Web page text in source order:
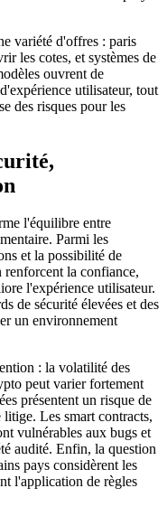
variété d'offres : paris
les cotes, et systèmes de
ouvrent de
utilisateur, tout
des risques pour les
l'équilibre entre
Parmi les
et la possibilité de
la confiance,
l'expérience utilisateur.
de sécurité élevées et des
un environnement
: la volatilité des
peut varier fortement
présentent un risque de
litige. Les smart contracts,
vulnérables aux bugs et
audité. Enfin, la question
pays considèrent les
l'application de règles